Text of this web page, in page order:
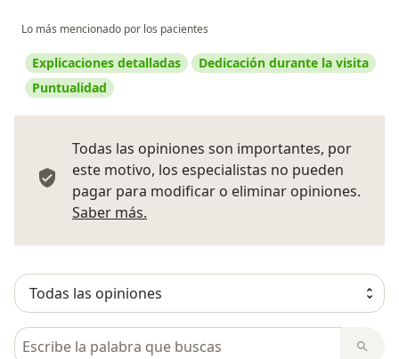
Lo más mencionado por los pacientes
Explicaciones detalladas
Dedicación durante la visita
Puntualidad
Todas las opiniones son importantes, por
este motivo, los especialistas no pueden
pagar para modificar o eliminar opiniones.
Saber más.
Busca en opiniones